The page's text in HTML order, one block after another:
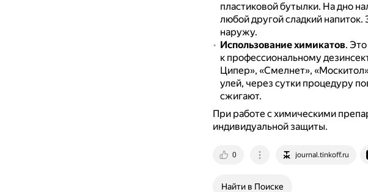
пластиковой бутылки. На дно
любой другой сладкий напиток.
наружу.
Использование химикатов. Это
к профессиональному
Ципер», «Смелнет»,
улей, через сутки процедуру
сжигают.
При работе с химическими
индивидуальной защиты.
0 journal.tinkoff.ru
Найти в Поиске